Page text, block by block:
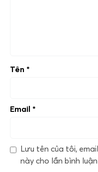
Tên *
Email *
Lưu tên của tôi,
này cho lần bình